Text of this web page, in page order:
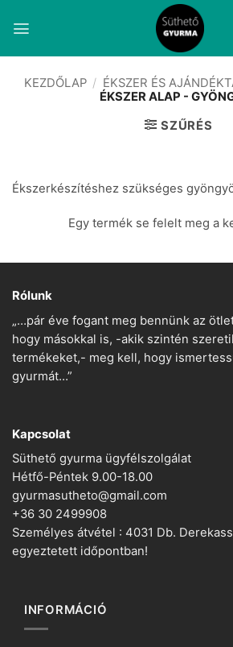
KEZDŐLAP / ÉKSZER ÉS
ÉKSZER ALAP -
SZŰRÉS
Ékszerkészítéshez szükséges
Egy termék se felelt meg a
Rólunk
„…pár éve fogant meg bennünk az
hogy másokkal is, -akik szintén
termékeket,- meg kell, hogy
gyurmát…”
Kapcsolat
Süthető gyurma ügyfélszolgálat
Hétfő-Péntek 9.00-18.00
gyurmasutheto@gmail.com
+36 30 2499908
Személyes átvétel : 4031 Db.
egyeztetett időpontban!
INFORMÁCIÓ